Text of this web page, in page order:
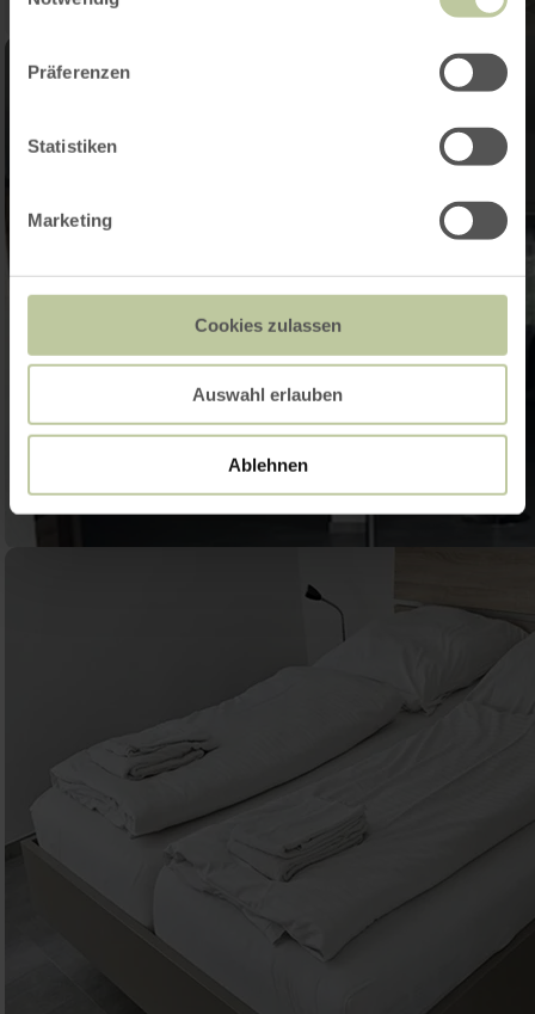
Präferenzen
Statistiken
Marketing
Cookies zulassen
Auswahl erlauben
Ablehnen